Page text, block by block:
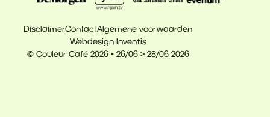
© Couleur Café 2026 • 26/06 > 28/06 2026
DisclaimerContactAlgemene voorwaarden
Webdesign Inventis